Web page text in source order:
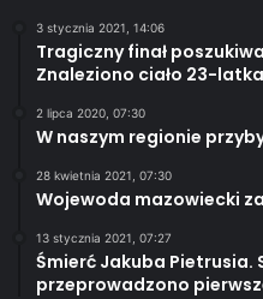
3 stycznia 2021, 14:06
Tragiczny finał
Znaleziono ciało 23-latka
2 lipca 2020, 07:30
W naszym regionie
28 kwietnia 2021, 07:30
Wojewoda mazowiecki
13 stycznia 2021, 07:27
Śmierć Jakuba Pietrusia.
przeprowadzono